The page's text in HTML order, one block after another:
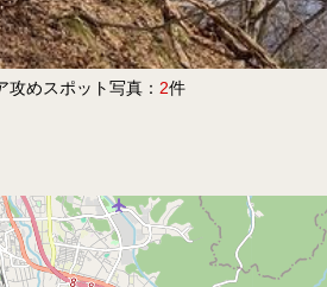
攻めスポット写真： 2件